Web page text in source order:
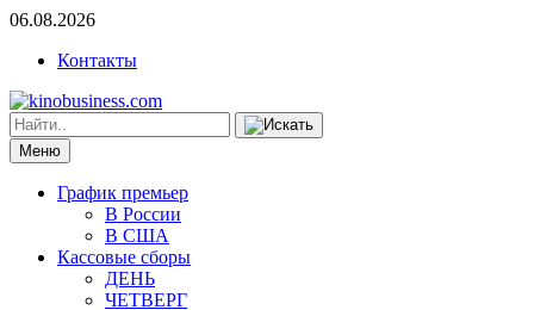
06.08.2026
Контакты
Меню
График премьер
В России
В США
Кассовые сборы
ДЕНЬ
ЧЕТВЕРГ